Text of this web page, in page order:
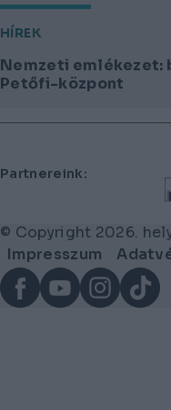
HÍREK
Nemzeti emlékezet:
Petőfi-központ
Lábléc
Partnereink:
© Copyright 2026.
Lábléc
menü
Impresszum
FacebookYouTube